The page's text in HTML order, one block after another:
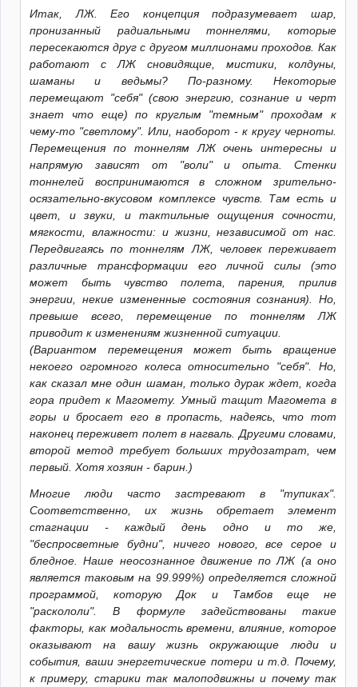
Итак, ЛЖ. Его концепция подразумевает шар,
пронизанный радиальными тоннелями, которые
пересекаются друг с другом миллионами проходов. Как
работают с ЛЖ сновидящие, мистики, колдуны,
шаманы и ведьмы? По-разному. Некоторые
перемещают "себя" (свою энергию, сознание и черт
знает что еще) по круглым "темным" проходам к
чему-то "светлому". Или, наоборот - к кругу черноты.
Перемещения по тоннелям ЛЖ очень интересны и
напрямую зависят от "воли" и опыта. Стенки
тоннелей воспринимаются в сложном зрительно-
осязательно-вкусовом комплексе чувств. Там есть и
цвет, и звуки, и тактильные ощущения сочности,
мягкости, влажности: и жизни, независимой от нас.
Передвигаясь по тоннелям ЛЖ, человек переживает
различные трансформации его личной силы (это
может быть чувство полета, парения, прилив
энергии, некие измененные состояния сознания). Но,
превыше всего, перемещение по тоннелям ЛЖ
приводит к изменениям жизненной ситуации.
(Вариантом перемещения может быть вращение
некоего огромного колеса относительно "себя". Но,
как сказал мне один шаман, только дурак ждет, когда
гора придет к Магомету. Умный тащит Магомета в
горы и бросает его в пропасть, надеясь, что тот
наконец переживет полет в нагваль. Другими словами,
второй метод требует больших трудозатрат, чем
первый. Хотя хозяин - барин.)
Многие люди часто застревают в "тупиках".
Соответственно, их жизнь обретает элемент
стагнации - каждый день одно и то же,
"беспросветные будни", ничего нового, все серое и
бледное. Наше неосознанное движение по ЛЖ (а оно
является таковым на 99.999%) определяется сложной
программой, которую Док и Тамбов еще не
"раскололи". В формуле задействованы такие
факторы, как модальность времени, влияние, которое
оказывают на вашу жизнь окружающие люди и
события, ваши энергетические потери и т.д. Почему,
к примеру, старики так малоподвижны и почему так